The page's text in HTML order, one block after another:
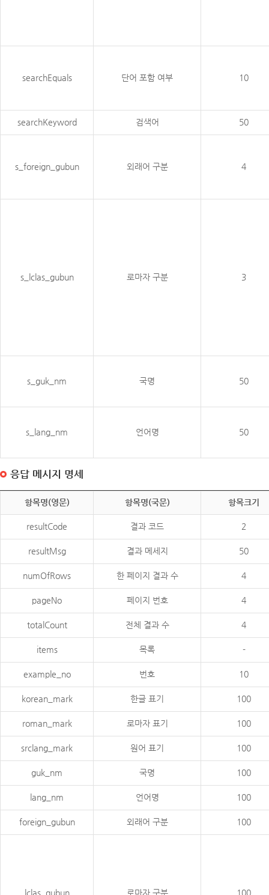
searchEquals 단어 포함 여부 10
searchKeyword 검색어 50
s_foreign_gubun 외래어 구분 4
s_lclas_gubun 로마자 구분 3
s_guk_nm 국명 50
s_lang_nm 언어명 50
응답 메시지 명세
항목명(영문) 항목명(국문) 항목크기
resultCode 결과 코드 2
resultMsg 결과 메세지 50
numOfRows 한 페이지 결과 수 4
pageNo 페이지 번호 4
totalCount 전체 결과 수 4
items 목록 -
example_no 번호 10
korean_mark 한글 표기 100
roman_mark 로마자 표기 100
srclang_mark 원어 표기 100
guk_nm 국명 100
lang_nm 언어명 100
foreign_gubun 외래어 구분 100
lclas_gubun 로마자 구분 100